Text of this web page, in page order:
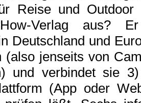
Reise und Outdoor
Verlag aus?
Deutschland und
(also jenseits von
und verbindet sie
(App oder